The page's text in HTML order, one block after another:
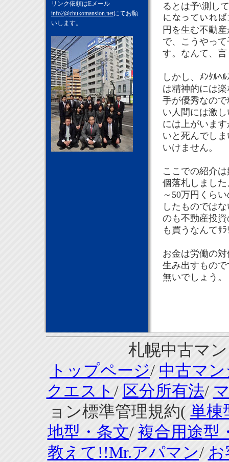
るとは予\測し
になっていれ
円を生む不動
で、こうやっ
す。なんて、
しかし、ﾒﾝﾀﾙﾍ
は精神的には
手が優秀なの
い人間には激
には上がいま
いと死んでし
いけません。
ここでの紹介
個落札しまし
～50万円くら
したものでは
のも不動産投
も買うなんてｻ
お金は労働の
生み出すもの
無いでしょう。
リンク依頼はEメール
info2@chukomansion.netにてお願
いします。
札幌中古マ
トップページ/ 中古マ
クエスト / 区分所有法/
ョン標準管理規約( 単棟
地型・条文/ 複合用途型
教えて!!Mr.アパマン/ お